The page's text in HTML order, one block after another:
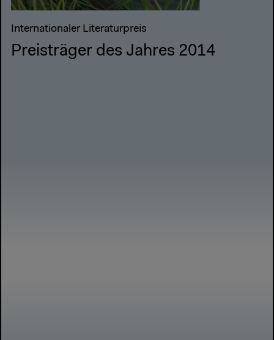
Internationaler Literaturpreis
Preisträger des Jahres 2014